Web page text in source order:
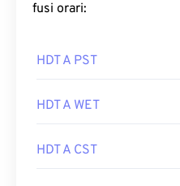
fusi orari:
HDT A PST
HDT A WET
HDT A CST